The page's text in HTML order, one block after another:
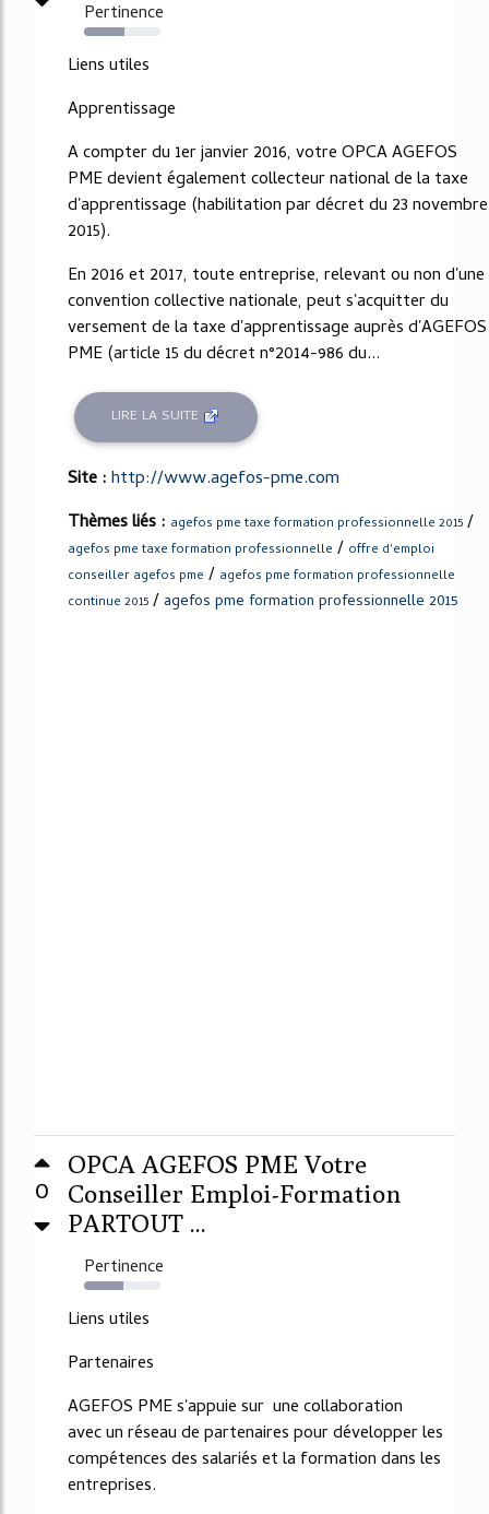
Pertinence
53%
Liens utiles
Apprentissage
A compter du 1er janvier 2016, votre OPCA AGEFOS
PME devient également collecteur national de la taxe
d'apprentissage (habilitation par décret du 23 novembre
2015).
En 2016 et 2017, toute entreprise, relevant ou non d'une
convention collective nationale, peut s'acquitter du
versement de la taxe d'apprentissage auprès d'AGEFOS
PME (article 15 du décret n°2014-986 du...
LIRE LA SUITE
Site :http://www.agefos-pme.com
Thèmes liés : agefos pme taxe formation professionnelle 2015 /
agefos pme taxe formation professionnelle / offre d'emploi
conseiller agefos pme / agefos pme formation professionnelle
continue 2015 /agefos pme formation professionnelle 2015
0
OPCA AGEFOS PME Votre
Conseiller Emploi-Formation
PARTOUT ...
Pertinence
52%
Liens utiles
Partenaires
AGEFOS PME s'appuie sur une collaboration
avec un réseau de partenaires pour développer les
compétences des salariés et la formation dans les
entreprises.